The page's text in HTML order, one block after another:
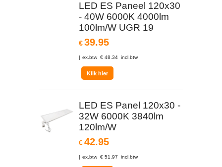
LED ES Paneel 120x30
- 40W 6000K 4000lm
100lm/W UGR 19
€39.95
ex.btw € 48.34 incl.btw
Klik hier
LED ES Panel 120x30 -
32W 6000K 3840lm
120lm/W
€42.95
ex.btw € 51.97 incl.btw